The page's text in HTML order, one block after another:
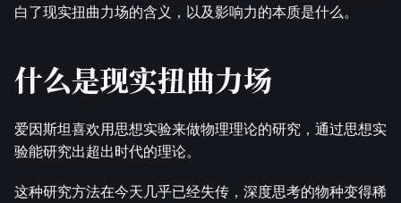
白了现实扭曲力场的含义，以及影响力的本质是什么。
什么是现实扭曲力场
爱因斯坦喜欢用思想实验来做物理理论的研究，通过思想实
验能研究出超出时代的理论。
这种研究方法在今天几乎已经失传，深度思考的物种变得稀